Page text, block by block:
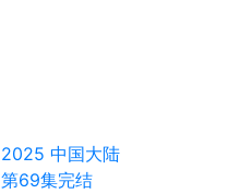
2025 中国大陆
第69集完结